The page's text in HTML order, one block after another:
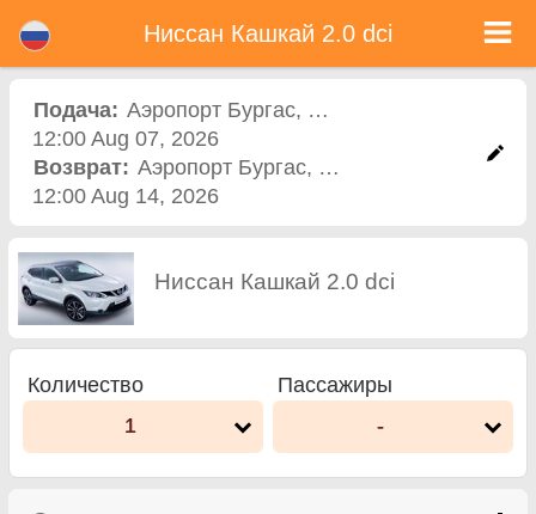
Бургас. Полная страховка (без депозит), неограниченный пробег, бесплатные детские сиденья, бесплатные
дополнительных водителей, низкая цена аренды автомобиля гарантируется.
Ниссан Кашкай 2.0 dci
Подача: Аэропорт Бургас, Аэропорт
12:00 Aug 07, 2026
Возврат: Аэропорт Бургас, Аэропорт
12:00 Aug 14, 2026
Ниссан Кашкай 2.0 dci
Количество
1
Пассажиры
-